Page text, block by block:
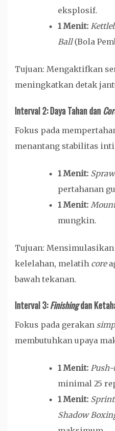
eksplosif.
1 Menit:
Ball(Bola
Tujuan: Mengaktifkan
meningkatkan detak
Interval 2: Daya Tahan dan
Fokus pada
menantang stabilitas inti
1 Menit:
pertahanan
1 Menit:
mungkin.
Tujuan:
kelelahan, melatih core
bawah tekanan.
Interval 3:Finishingdan
Fokus pada gerakan
membutuhkan upaya
1 Menit: Push-
minimal 25
1 Menit:
Shadow